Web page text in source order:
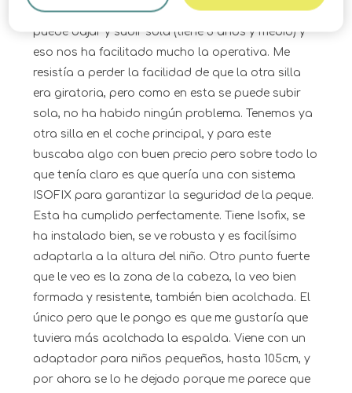
que ocupa la silla en el asiento. Ahora ella se
puede bajar y subir sola (tiene 3 años y medio) y
eso nos ha facilitado mucho la operativa. Me
resistía a perder la facilidad de que la otra silla
era giratoria, pero como en esta se puede subir
sola, no ha habido ningún problema. Tenemos ya
otra silla en el coche principal, y para este
buscaba algo con buen precio pero sobre todo lo
que tenía claro es que quería una con sistema
ISOFIX para garantizar la seguridad de la peque.
Esta ha cumplido perfectamente. Tiene Isofix, se
ha instalado bien, se ve robusta y es facilísimo
adaptarla a la altura del niño. Otro punto fuerte
que le veo es la zona de la cabeza, la veo bien
formada y resistente, también bien acolchada. El
único pero que le pongo es que me gustaría que
tuviera más acolchada la espalda. Viene con un
adaptador para niños pequeños, hasta 105cm, y
por ahora se lo he dejado porque me parece que